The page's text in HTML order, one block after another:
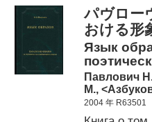
パヴロ
おける形
Язык
Павлович
М.,
2004 年 R63501